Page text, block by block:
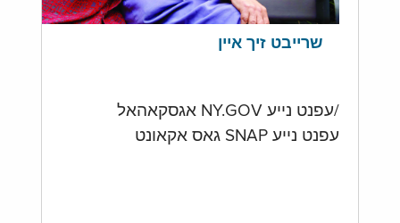
שרייבט זיך איין
/עפנט נייע NY.GOV אגסקאהאל
עפנט נייע SNAP גאס אקאונט